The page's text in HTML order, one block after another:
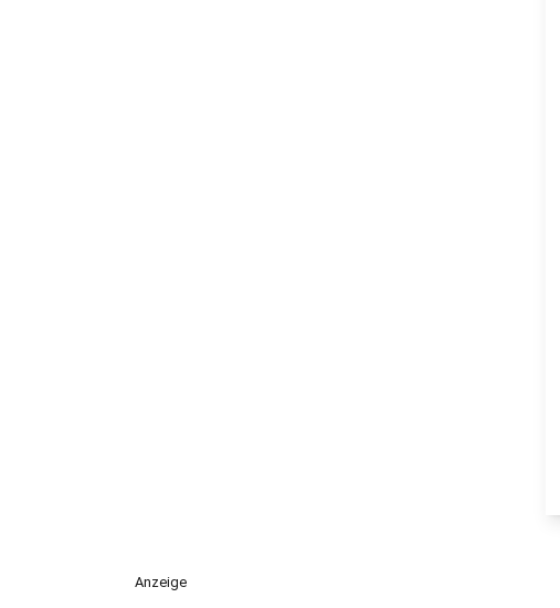
Anzeige